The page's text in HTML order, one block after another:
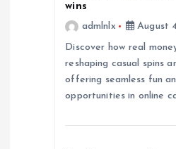
wins
admlnlx
August
Discover how real
reshaping casual spins
offering seamless fun
opportunities in online